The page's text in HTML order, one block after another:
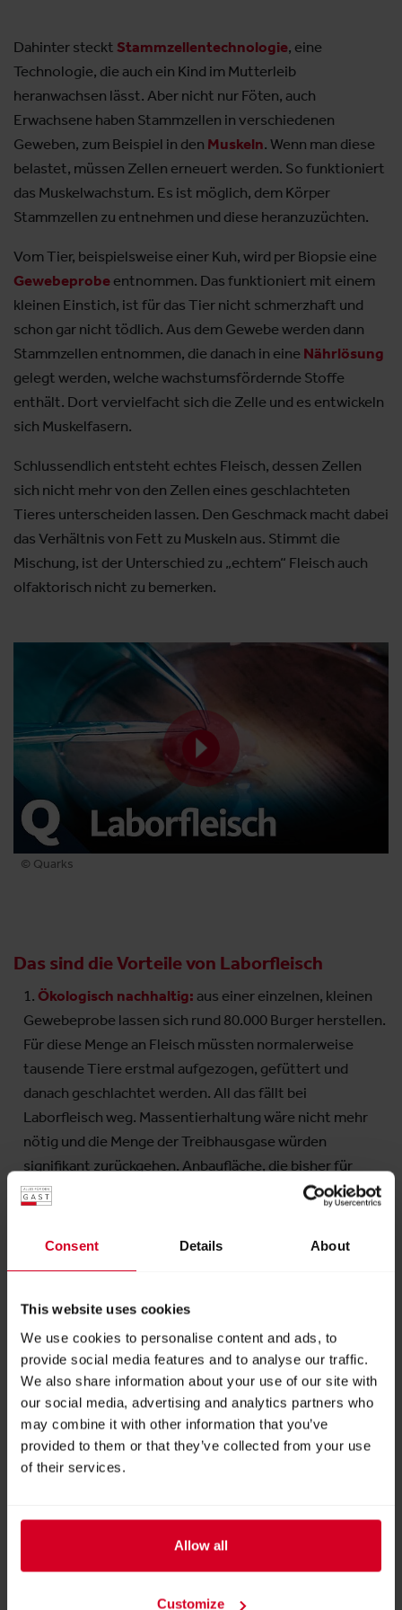
Consent Details About
This website uses cookies
We use cookies to personalise content and ads, to
provide social media features and to analyse our traffic.
We also share information about your use of our site with
our social media, advertising and analytics partners who
may combine it with other information that you’ve
provided to them or that they’ve collected from your use
of their services.
Allow all
Customize
Dahinter steckt Stammzellentechnologie, eine
Technologie, die auch ein Kind im Mutterleib
heranwachsen lässt. Aber nicht nur Föten, auch
Erwachsene haben Stammzellen in verschiedenen
Geweben, zum Beispiel in den Muskeln. Wenn man diese
belastet, müssen Zellen erneuert werden. So funktioniert
das Muskelwachstum. Es ist möglich, dem Körper
Stammzellen zu entnehmen und diese heranzuzüchten.
Vom Tier, beispielsweise einer Kuh, wird per Biopsie eine
Gewebeprobe entnommen. Das funktioniert mit einem
kleinen Einstich, ist für das Tier nicht schmerzhaft und
schon gar nicht tödlich. Aus dem Gewebe werden dann
Stammzellen entnommen, die danach in eine Nährlösung
gelegt werden, welche wachstumsfördernde Stoffe
enthält. Dort vervielfacht sich die Zelle und es entwickeln
sich Muskelfasern.
Schlussendlich entsteht echtes Fleisch, dessen Zellen
sich nicht mehr von den Zellen eines geschlachteten
Tieres unterscheiden lassen. Den Geschmack macht dabei
das Verhältnis von Fett zu Muskeln aus. Stimmt die
Mischung, ist der Unterschied zu „echtem“ Fleisch auch
olfaktorisch nicht zu bemerken.
© Quarks
Das sind die Vorteile von Laborfleisch
Ökologisch nachhaltig: aus einer einzelnen, kleinen
Gewebeprobe lassen sich rund 80.000 Burger herstellen.
Für diese Menge an Fleisch müssten normalerweise
tausende Tiere erstmal aufgezogen, gefüttert und
danach geschlachtet werden. All das fällt bei
Laborfleisch weg. Massentierhaltung wäre nicht mehr
nötig und die Menge der Treibhausgase würden
signifikant zurückgehen. Anbaufläche, die bisher für
Viehfutter genutzt wird, stünde wieder zur Verfügung
und könnte dadurch zusätzliche sieben Milliarden
Menschen ernähren.
Tierleid adé:Ein Großteil der Vegetarier und Veganer
unwürdigen Leben und Schlachten der weltweit über 70
Milliarden Nutztiere zu beteiligen. Kultiviertes Fleisch
kommt ohne den Tod eines Tieres aus. Nutzvieh müsste
nicht mehr in enger Massentierhaltung gehalten und
unter Stress geschlachtet werden.
Keine Medikamente:Antibiotika im Fleisch könnte
der Vergangenheit angehören. Schätzungen gehen
zumeist zur Wachstumsförderung. Daraus können nicht